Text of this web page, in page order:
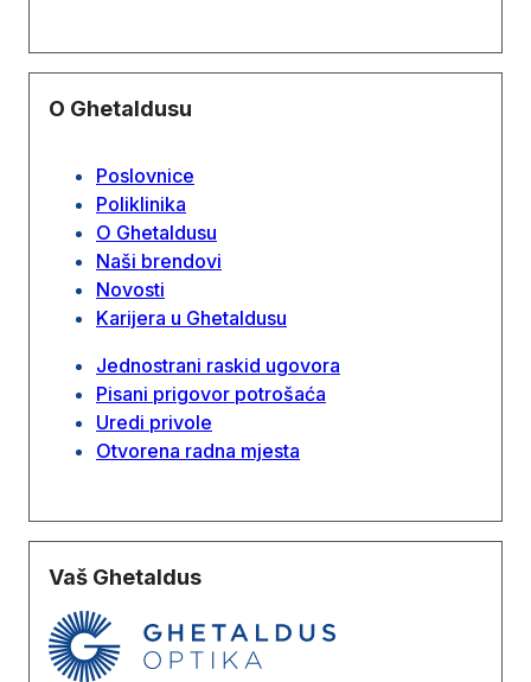
O Ghetaldusu
Poslovnice
Poliklinika
O Ghetaldusu
Naši brendovi
Novosti
Karijera u Ghetaldusu
Jednostrani raskid ugovora
Pisani prigovor potrošaća
Uredi privole
Otvorena radna mjesta
Vaš Ghetaldus